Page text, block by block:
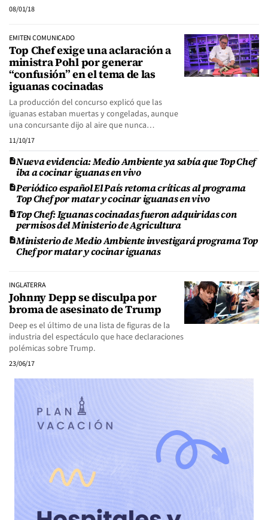
08/01/18
EMITEN COMUNICADO
Top Chef exige una aclaración a
ministra Pohl por generar
“confusión” en el tema de las
iguanas cocinadas
La producción del concurso explicó que las
iguanas estaban muertas y congeladas, aunque
una concursante dijo al aire que nunca…
11/10/17
Nueva evidencia: Medio Ambiente ya sabía que Top Chef
iba a cocinar iguanas en vivo
Periódico español El País retoma críticas al programa
Top Chef por matar y cocinar iguanas en vivo
Top Chef: Iguanas cocinadas fueron adquiridas con
permisos del Ministerio de Agricultura
Ministerio de Medio Ambiente investigará programa Top
Chef por matar y cocinar iguanas
INGLATERRA
Johnny Depp se disculpa por
broma de asesinato de Trump
Deep es el último de una lista de figuras de la
industria del espectáculo que hace declaraciones
polémicas sobre Trump.
23/06/17